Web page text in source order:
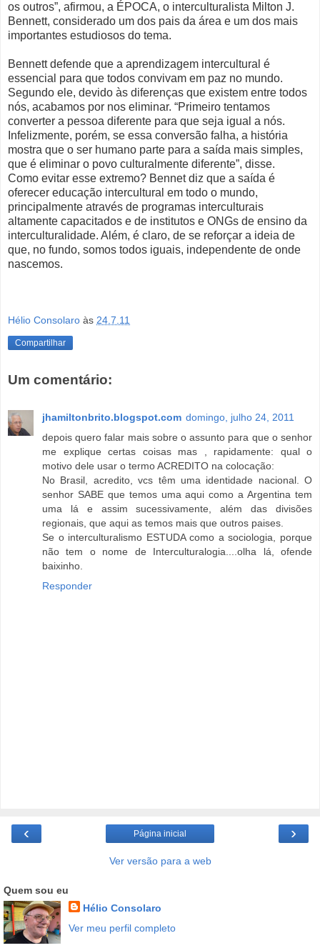
os outros”, afirmou, a ÉPOCA, o interculturalista Milton J.
Bennett, considerado um dos pais da área e um dos mais
importantes estudiosos do tema.
Bennett defende que a aprendizagem intercultural é
essencial para que todos convivam em paz no mundo.
Segundo ele, devido às diferenças que existem entre todos
nós, acabamos por nos eliminar. “Primeiro tentamos
converter a pessoa diferente para que seja igual a nós.
Infelizmente, porém, se essa conversão falha, a história
mostra que o ser humano parte para a saída mais simples,
que é eliminar o povo culturalmente diferente”, disse.
Como evitar esse extremo? Bennet diz que a saída é
oferecer educação intercultural em todo o mundo,
principalmente através de programas interculturais
altamente capacitados e de institutos e ONGs de ensino da
interculturalidade. Além, é claro, de se reforçar a ideia de
que, no fundo, somos todos iguais, independente de onde
nascemos.
Hélio Consolaro às 24.7.11
Compartilhar
Um comentário:
jhamiltonbrito.blogspot.com domingo, julho 24, 2011
depois quero falar mais sobre o assunto para que o senhor
me explique certas coisas mas , rapidamente: qual o
motivo dele usar o termo ACREDITO na colocação:
No Brasil, acredito, vcs têm uma identidade nacional. O
senhor SABE que temos uma aqui como a Argentina tem
uma lá e assim sucessivamente, além das divisões
regionais, que aqui as temos mais que outros paises.
Se o interculturalismo ESTUDA como a sociologia, porque
não tem o nome de Interculturalogia....olha lá, ofende
baixinho.
Responder
‹ ›
Página inicial
Ver versão para a web
Quem sou eu
Hélio Consolaro
Ver meu perfil completo